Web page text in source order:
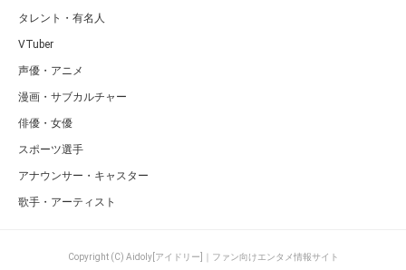
タレント・有名人
VTuber
声優・アニメ
漫画・サブカルチャー
俳優・女優
スポーツ選手
アナウンサー・キャスター
歌手・アーティスト
Copyright (C) Aidoly[アイドリー]｜ファン向けエンタメ情報サイト